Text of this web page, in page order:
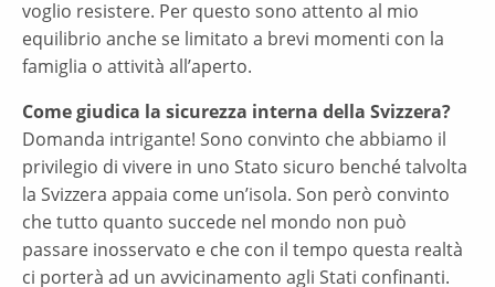
voglio resistere. Per questo sono attento al mio
equilibrio anche se limitato a brevi momenti con la
famiglia o attività all’aperto.
Come giudica la sicurezza interna della Svizzera?
Domanda intrigante! Sono convinto che abbiamo il
privilegio di vivere in uno Stato sicuro benché talvolta
la Svizzera appaia come un’isola. Son però convinto
che tutto quanto succede nel mondo non può
passare inosservato e che con il tempo questa realtà
ci porterà ad un avvicinamento agli Stati confinanti.